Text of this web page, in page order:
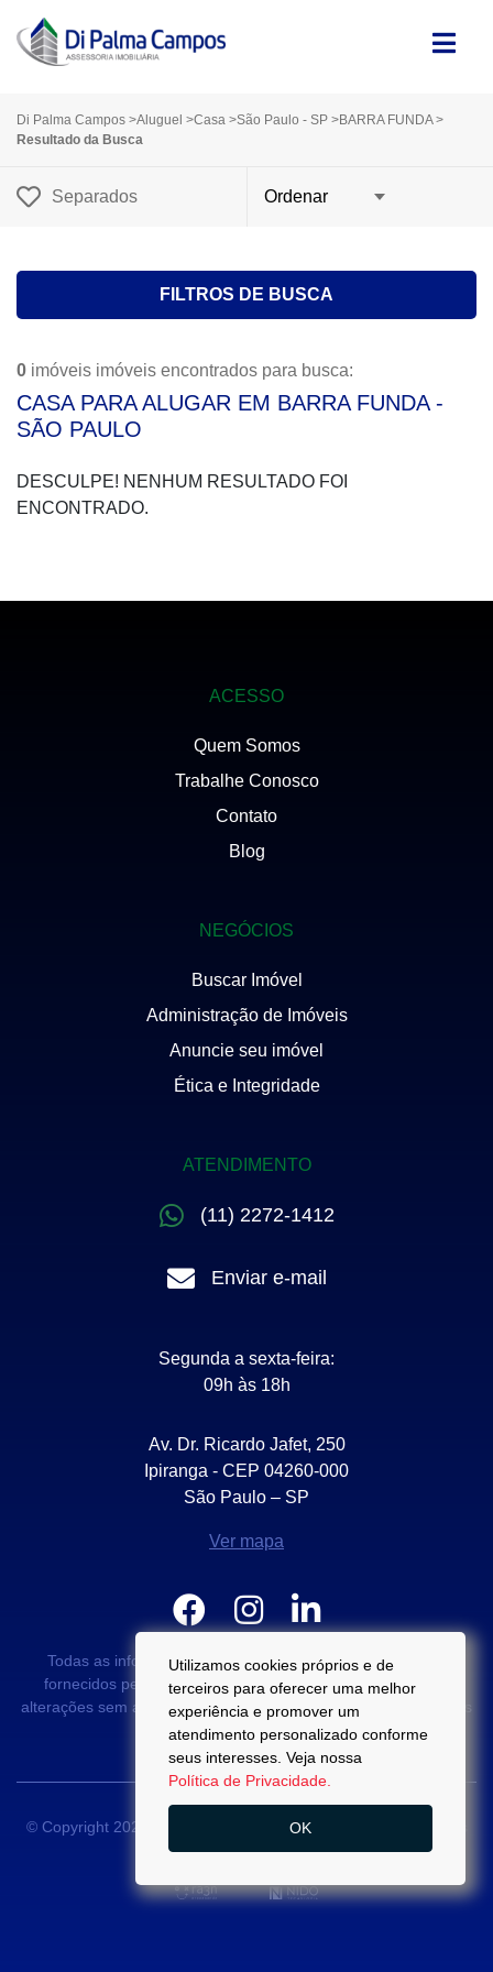
Di Palma Campos >Aluguel >Casa >São Paulo - SP >BARRA FUNDA>
Resultado da Busca
Separados
FILTROS DE BUSCA
0 imóveis imóveis encontrados para busca:
CASA PARA ALUGAR EM BARRA FUNDA -
SÃO PAULO
DESCULPE! NENHUM RESULTADO FOI
ENCONTRADO.
ACESSO
Quem Somos
Trabalhe Conosco
Contato
Blog
NEGÓCIOS
Buscar Imóvel
Administração de Imóveis
Anuncie seu imóvel
Ética e Integridade
ATENDIMENTO
(11) 2272-1412
Enviar e-mail
Segunda a sexta-feira:
09h às 18h
Av. Dr. Ricardo Jafet, 250
Ipiranga - CEP 04260-000
São Paulo – SP
Ver mapa
Todas as informações e valores exibidos neste portal são
fornecidos pelos proprietários dos imóveis podendo sofrer
alterações sem aviso prévio. Antes da proposta, consulte nossos
corretores.
© Copyright 2022 - Di Palma Campos -CRECI 22889-J
os direitos reservados.
Utilizamos cookies próprios e de
terceiros para oferecer uma melhor
experiência e promover um
atendimento personalizado conforme
seus interesses. Veja nossa
Política de Privacidade.
OK